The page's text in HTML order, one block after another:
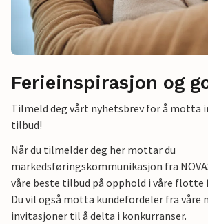
Ferieinspirasjon og
Tilmeld deg vårt nyhetsbrev for å motta
tilbud!
Når du tilmelder deg her mottar du
markedsføringskommunikasjon fra
våre beste tilbud på opphold i våre flotte
Du vil også motta kundefordeler fra våre
invitasjoner til å delta i konkurranser.